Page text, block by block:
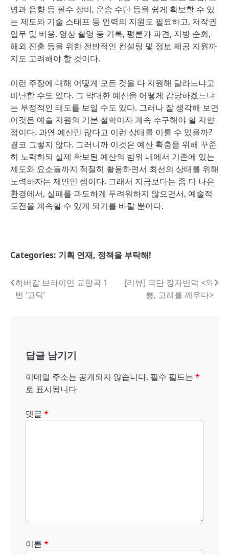
명과 음향 등 필수 장비, 운송 수단 등을 쉽게 확보할 수 있
는 제도와 기술 스태프 등 인력의 지원도 필요하고, 저작권
업무 및 비용, 영상 촬영 등 기록, 평론가 파견, 지방 순회,
해외 진출 등을 위한 전반적인 컨설팅 및 정보 제공 지원까
지도 고려해야 할 것이다.
이런 주장에 대해 어떻게 모든 것을 다 지원해 달라느냐고
비난할 수도 있다. 그 막대한 예산을 어떻게 감당하겠느냐
는 부정적인 태도를 보일 수도 있다. 그러나 잘 생각해 보면
이것은 예술 지원의 기본 철학이자 계속 추구해야 할 지향
점이다. 과연 예산만 많다고 이런 상태를 이룰 수 있을까?
결코 그렇지 않다. 그러니까 이것은 예산 확충을 위해 꾸준
히 노력하되 실제 확보된 예산의 범위 내에서 기존에 있는
제도와 요소들까지 적절히 활용하면서 최선의 상태를 위해
노력하자는 제안인 셈이다. 그래서 지금보다는 좀 더 나은
환경에서, 실패를 과도하게 두려워하지 않으면서, 예술적
도전을 계속할 수 있게 되기를 바랄 뿐이다.
Categories: 기획 연재, 정책을 부탁해!
글
내
하버갈 브라이언 교향곡 1
번 ‘고딕’
[리뷰] 극단 장자번덕 <와
룡, 고려를 깨우다>
답글 남기기
이메일 주소는 공개되지 않습니다. 필수 필드는 *
로 표시됩니다
댓글 *
이름 *